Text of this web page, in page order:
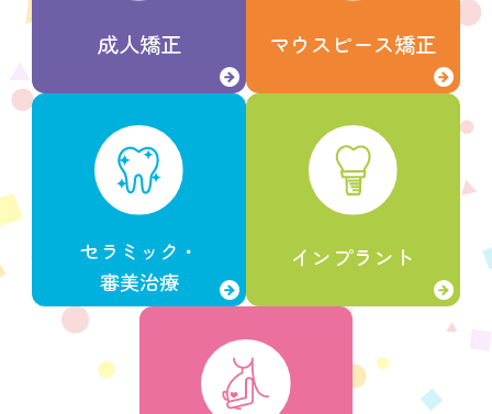
成人矯正 マウスピース矯正
セラミック・
審美治療
インプラント